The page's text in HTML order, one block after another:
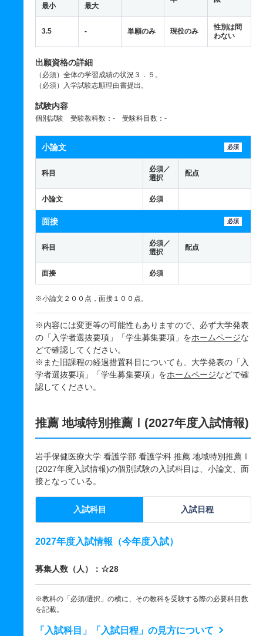
最小 最大
3.5 - 単願のみ 現役のみ
性別は問
わない
出願資格の詳細
（必須）全体の学習成績の状況３．５。
（必須）入学試験志願理由書提出。
試験内容
個別試験 受験教科数：- 受験科目数：-
小論文 必須
科目
必須／
選択
配点
小論文 必須
面接 必須
科目
必須／
選択
配点
面接 必須
※小論文２００点，面接１００点。
※内容には変更等の可能性もありますので、必ず大学発表
の「入学者選抜要項」「学生募集要項」をホームページな
どで確認してください。
※また旧課程の経過措置科目についても、大学発表の「入
学者選抜要項」「学生募集要項」をホームページなどで確
認してください。
推薦 地域特別推薦Ⅰ(2027年度入試情報)
岩手保健医療大学 看護学部 看護学科 推薦 地域特別推薦Ⅰ
(2027年度入試情報)の個別試験の入試科目は、小論文、面
接となっている。
入試科目 入試日程
2027年度入試情報（今年度入試）
募集人数（人）：☆28
※教科の「必須/選択」の横に、その教科を受験する際の必要科目数
を記載。
「入試科目」「入試日程」の見方について